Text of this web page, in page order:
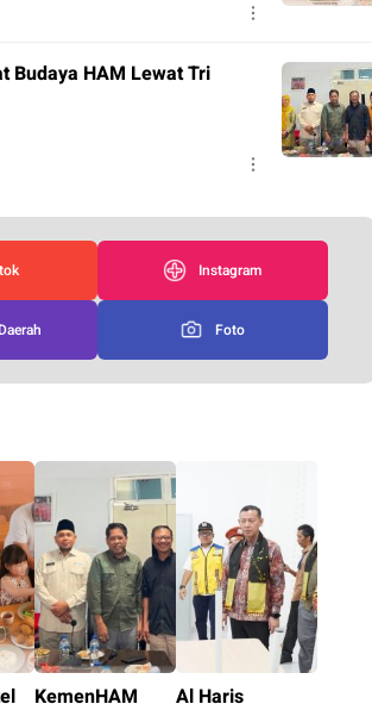
Budaya HAM Lewat Tri
Instagram
Foto
KemenHAM Al Haris